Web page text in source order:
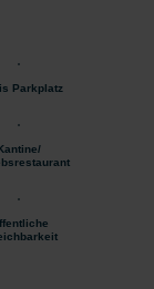
Parkplatz